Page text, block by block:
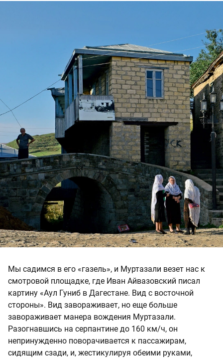
Мы садимся в его «газель», и Муртазали везет нас к
смотровой площадке, где Иван Айвазовский писал
картину «Аул Гуниб в Дагестане. Вид с восточной
стороны». Вид завораживает, но еще больше
завораживает манера вождения Муртазали.
Разогнавшись на серпантине до 160 км/ч, он
непринужденно поворачивается к пассажирам,
сидящим сзади, и, жестикулируя обеими руками,